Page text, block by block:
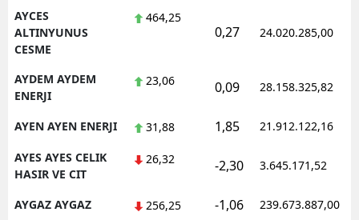
AYCES
ALTINYUNUS
CESME
464,25
0,27 24.020.285,00
AYDEM AYDEM
ENERJI
23,06 0,09 28.158.325,82
AYEN AYEN ENERJI 31,88 1,85 21.912.122,16
AYES AYES CELIK
HASIR VE CIT
26,32 -2,30 3.645.171,52
AYGAZ AYGAZ 256,25 -1,06 239.673.887,00